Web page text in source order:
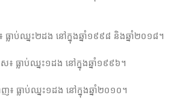
ធ្លាប់​ឈ្នះ​​២ដង​ នៅ​ក្នុង​ឆ្នាំ១៩៩៨ និង​ឆ្នាំ២០១៨។
៖ ធ្លាប់​ឈ្នះ​​១ដង​ នៅ​ក្នុង​ឆ្នាំ១៩៩៦។
៖ ធ្លាប់​ឈ្នះ​​១ដង​ នៅ​ក្នុង​ឆ្នាំ២០១០។